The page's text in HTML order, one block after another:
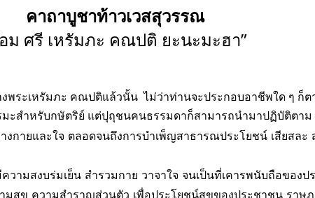
คาถาบูชาท้าวเวสสุวรรณ
ม ศรี เหรัมภะ คณปติ ยะนะมะฮา”
พระเหรัมภะ คณปติแล้วนั้น ไม่ว่าท่านจะประกอบอาชีพใด ๆ ก็
ะสำหรับกษัตริย์ แต่ปุถุชนคนธรรมดาก็สามารถนำมาปฏิบัติตาม
กายและใจ ตลอดจนถึงการบำเพ็ญสาธารณประโยชน์ เสียสละ
ามสงบร่มเย็น สำรวมกาย วาจาใจ จนเป็นที่เคารพนับถือของป
มสุข ความสำราญส่วนตัว เพื่อประโยชน์สุขของประชาชน ราษ